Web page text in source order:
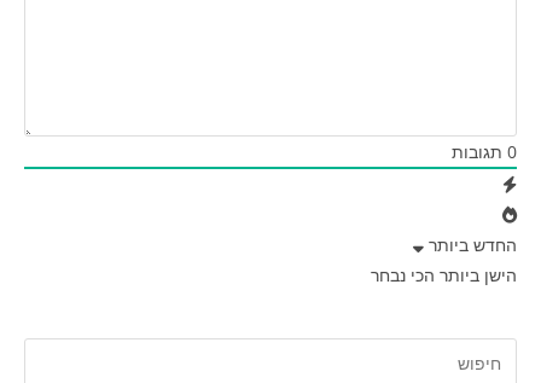
0 תגובות
החדש ביותר
הישן ביותר הכי נבחר